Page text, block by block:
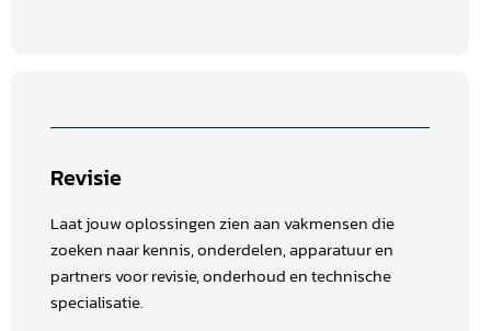
Revisie
Laat jouw oplossingen zien aan vakmensen die
zoeken naar kennis, onderdelen, apparatuur en
partners voor revisie, onderhoud en technische
specialisatie.